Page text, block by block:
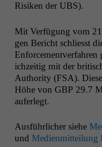
Risiken der UBS).
Mit Ver­fü­gung vom
gen Bericht schliesst
Enforce­mentver­fahren
ichzeit­ig mit der
Author­i­ty (FSA).
Höhe von GBP 29.7
auferlegt.
Aus­führlich­er siehe
und Medi­en­mit­teilung